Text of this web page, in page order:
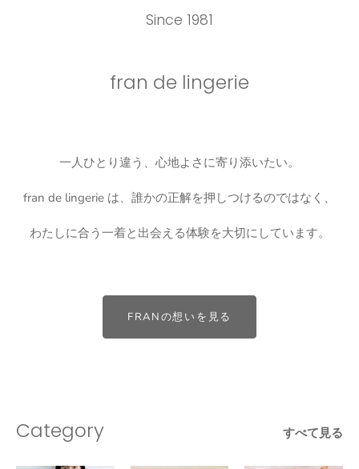
Since 1981
fran de lingerie
一人ひとり違う、心地よさに寄り添いたい。
fran de lingerie は、誰かの正解を押しつけるのではなく、
わたしに合う一着と出会える体験を大切にしています。
FRANの想いを見る
Category すべて見る